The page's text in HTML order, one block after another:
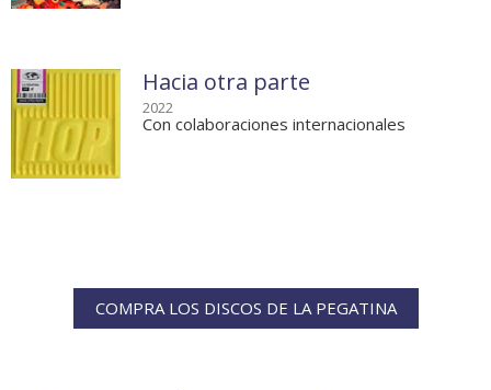
Hacia otra parte
2022
Con colaboraciones internacionales
COMPRA LOS DISCOS DE LA PEGATINA